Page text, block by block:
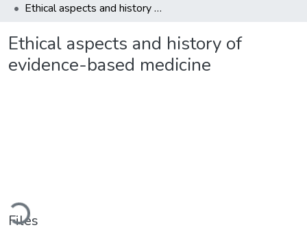
Ethical aspects and history of evidence-based medicine
Ethical aspects and history of
evidence-based medicine
Files